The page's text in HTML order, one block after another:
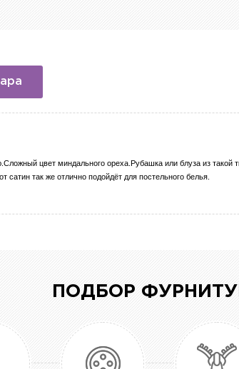
цвет миндального ореха.Рубашка или блуза из такой
так же отлично подойдёт для постельного белья.
ПОДБОР